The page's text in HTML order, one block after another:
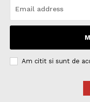
Am citit si sunt de